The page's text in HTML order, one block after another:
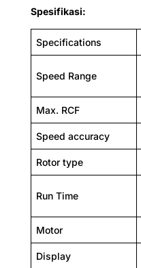
Spesifikasi:
Specifications
Speed Range
Max. RCF
Speed accuracy
Rotor type
Run Time
Motor
Display